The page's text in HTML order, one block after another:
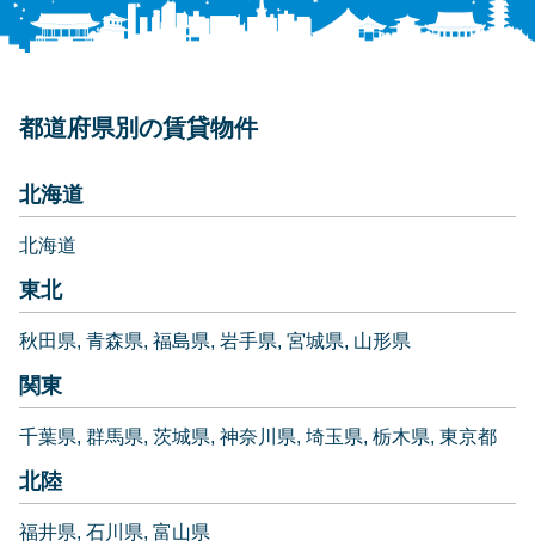
都道府県別の賃貸物件
北海道
北海道
東北
秋田県 青森県 福島県 岩手県 宮城県 山形県
関東
千葉県 群馬県 茨城県 神奈川県 埼玉県 栃木県 東京都
北陸
福井県 石川県 富山県